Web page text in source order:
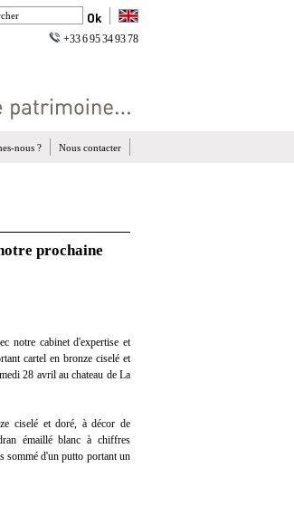
+33 6 95 34 93 78
Nous contacter
nous ?
prochaine
notre cabinet d'expertise et
cartel en bronze ciselé et
28 avril au chateau de La
ciselé et doré, à décor de
émaillé blanc à chiffres
sommé d'un putto portant un